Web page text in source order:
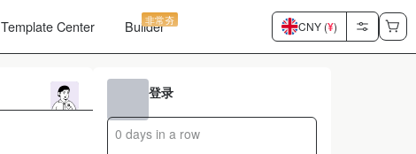
Template Center Builder
非常夯 CNY (¥)
登录
0 days in a row